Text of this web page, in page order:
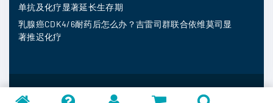
单抗及化疗显著延长生存期
乳腺癌CDK4/6耐药后怎么办？吉雷司群联合依维莫司显
著推迟化疗
MedFind © 2026